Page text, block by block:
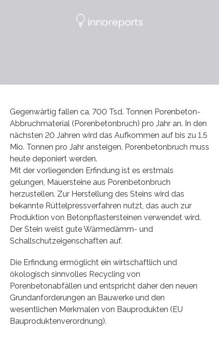
Gegenwärtig fallen ca. 700 Tsd. Tonnen Porenbeton-
Abbruchmaterial (Porenbetonbruch) pro Jahr an. In den
nächsten 20 Jahren wird das Aufkommen auf bis zu 1.5
Mio. Tonnen pro Jahr ansteigen. Porenbetonbruch muss
heute deponiert werden.
Mit der vorliegenden Erfindung ist es erstmals
gelungen, Mauersteine aus Porenbetonbruch
herzustellen. Zur Herstellung des Steins wird das
bekannte Rüttelpressverfahren nutzt, das auch zur
Produktion von Betonpflastersteinen verwendet wird.
Der Stein weist gute Wärmedämm- und
Schallschutzeigenschaften auf.
Die Erfindung ermöglicht ein wirtschaftlich und
ökologisch sinnvolles Recycling von
Porenbetonabfällen und entspricht daher den neuen
Grundanforderungen an Bauwerke und den
wesentlichen Merkmalen von Bauprodukten (EU
Bauproduktenverordnung).